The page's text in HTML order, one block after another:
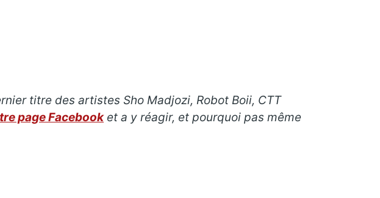
titre des artistes Sho Madjozi, Robot Boii, CTT
page Facebooket a y réagir, et pourquoi pas même